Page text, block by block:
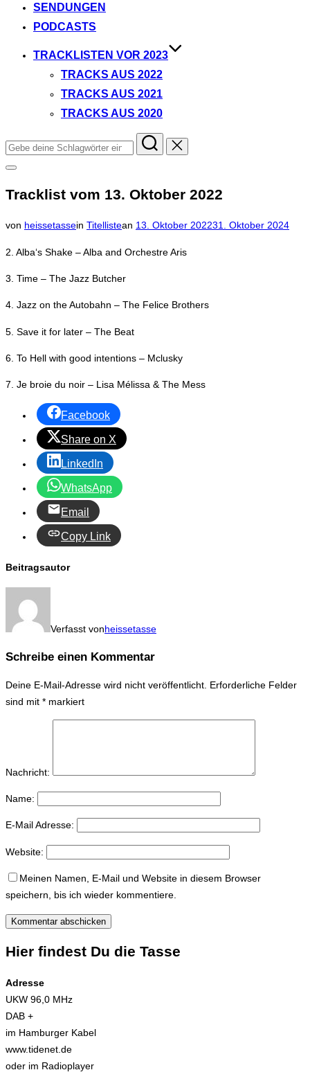
SENDUNGEN
PODCASTS
TRACKLISTEN VOR 2023
TRACKS AUS 2022
TRACKS AUS 2021
TRACKS AUS 2020
Suchen
nach:
Seitenleiste
Navigation
Tracklist vom 13. Oktober 2022
von heissetassein Titellistean Veröffentlicht
13. Oktober 202231. Oktober 2024
2. Alba‘s Shake – Alba and Orchestre Aris
3. Time – The Jazz Butcher
4. Jazz on the Autobahn – The Felice Brothers
5. Save it for later – The Beat
6. To Hell with good intentions – Mclusky
7. Je broie du noir – Lisa Mélissa & The Mess
Facebook
Share on X
LinkedIn
WhatsApp
Email
Copy Link
Beitragsautor
Verfasst vonheissetasse
Schreibe einen Kommentar
Deine E-Mail-Adresse wird nicht veröffentlicht. Erforderliche Felder
sind mit * markiert
Nachricht:
Name:
E-Mail Adresse:
Website:
Meinen Namen, E-Mail und Website in diesem Browser
speichern, bis ich wieder kommentiere.
Hier findest Du die Tasse
Adresse
UKW 96,0 MHz
DAB +
im Hamburger Kabel
www.tidenet.de
oder im Radioplayer